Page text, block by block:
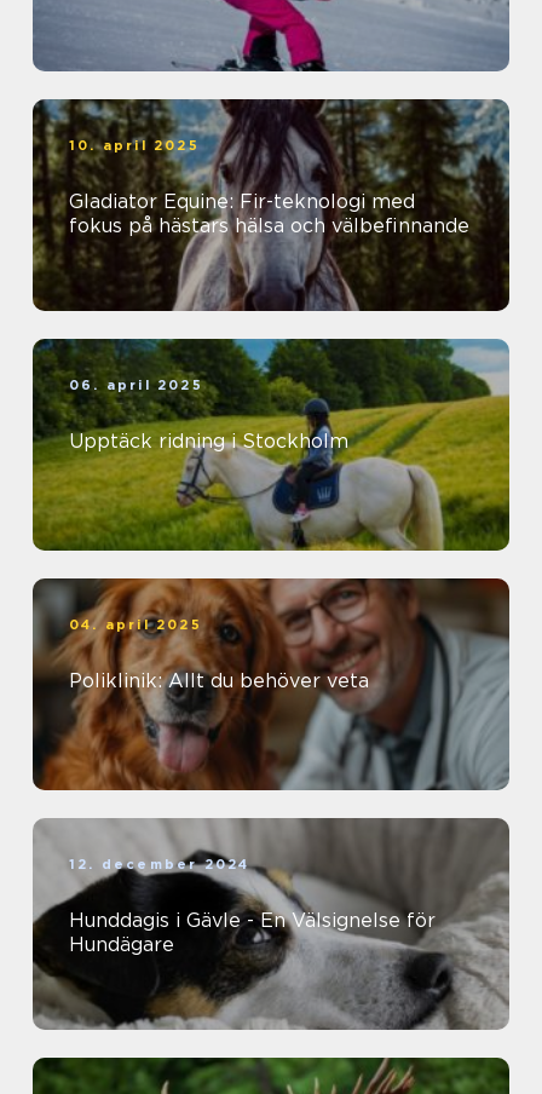
10. april 2025
Gladiator Equine: Fir-teknologi med
fokus på hästars hälsa och välbefinnande
06. april 2025
Upptäck ridning i Stockholm
04. april 2025
Poliklinik: Allt du behöver veta
12. december 2024
Hunddagis i Gävle - En Välsignelse för
Hundägare